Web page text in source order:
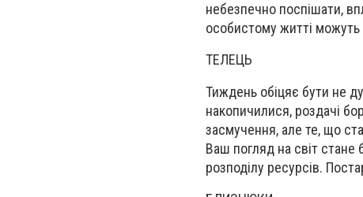
небезпечно поспішати,
особистому житті можуть
ТЕЛЕЦЬ
Тиждень обіцяє бути не
накопичилися, роздачі
засмучення, але те, що
Ваш погляд на світ стане
розподілу ресурсів.